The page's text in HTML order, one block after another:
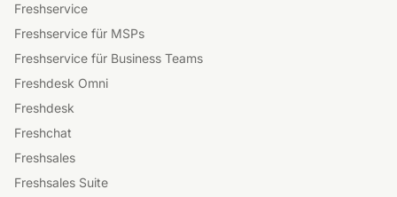
Freshservice
Freshservice für MSPs
Freshservice für Business Teams
Freshdesk Omni
Freshdesk
Freshchat
Freshsales
Freshsales Suite